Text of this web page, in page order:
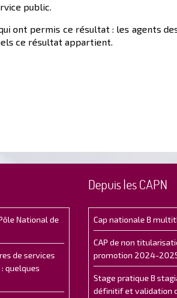
public.
ont permis ce résultat : les agents
ce résultat appartient.
National de
de services
quelques
Depuis les CAPN
Cap nationale B
CAP de non
promotion 2024-
Stage pratique B
définitif et validation